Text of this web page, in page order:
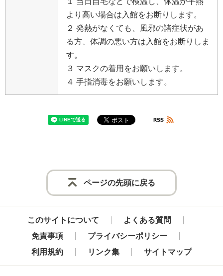
よ り 高い場合は 入館をお断り し ま す。
２ 発熱がな く て も 風邪の諸症状があ
る方 体調の悪い方は 入館をお断り し ま
す。
３ マス クの着用 をお願い し ま す。
４ 手指消毒をお願い し ま す。
ページの先頭に戻る
このサイトについて
よくある質問
免責事項
プライバシーポリシー
利用規約
リンク集 サイトマップ